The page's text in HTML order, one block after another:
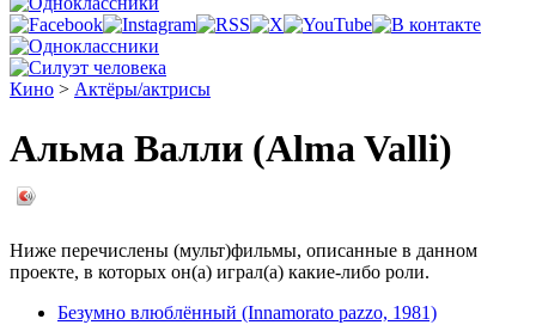
Кино > Актёры/актрисы
Альма Валли (Alma Valli)
Ниже перечислены (мульт)фильмы, описанные в данном
проекте, в которых он(а) играл(а) какие-либо роли.
Безумно влюблённый (Innamorato pazzo, 1981)